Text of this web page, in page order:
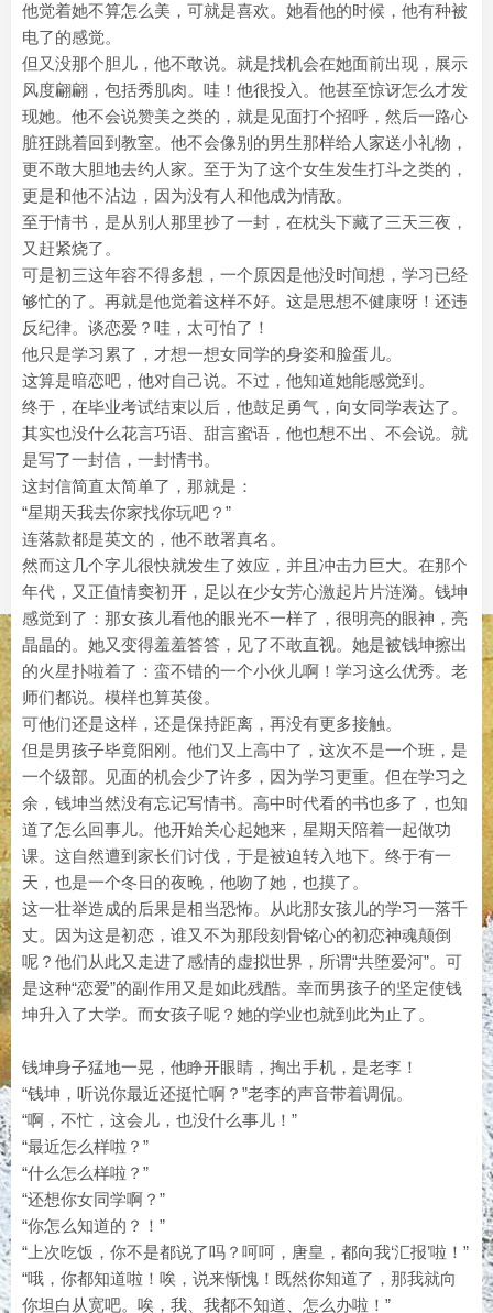
他觉着她不算怎么美，可就是喜欢。她看他的时候，他有种被
电了的感觉。
但又没那个胆儿，他不敢说。就是找机会在她面前出现，展示
风度翩翩，包括秀肌肉。哇！他很投入。他甚至惊讶怎么才发
现她。他不会说赞美之类的，就是见面打个招呼，然后一路心
脏狂跳着回到教室。他不会像别的男生那样给人家送小礼物，
更不敢大胆地去约人家。至于为了这个女生发生打斗之类的，
更是和他不沾边，因为没有人和他成为情敌。
至于情书，是从别人那里抄了一封，在枕头下藏了三天三夜，
又赶紧烧了。
可是初三这年容不得多想，一个原因是他没时间想，学习已经
够忙的了。再就是他觉着这样不好。这是思想不健康呀！还违
反纪律。谈恋爱？哇，太可怕了！
他只是学习累了，才想一想女同学的身姿和脸蛋儿。
这算是暗恋吧，他对自己说。不过，他知道她能感觉到。
终于，在毕业考试结束以后，他鼓足勇气，向女同学表达了。
其实也没什么花言巧语、甜言蜜语，他也想不出、不会说。就
是写了一封信，一封情书。
这封信简直太简单了，那就是：
“星期天我去你家找你玩吧？”
连落款都是英文的，他不敢署真名。
然而这几个字儿很快就发生了效应，并且冲击力巨大。在那个
年代，又正值情窦初开，足以在少女芳心激起片片涟漪。钱坤
感觉到了：那女孩儿看他的眼光不一样了，很明亮的眼神，亮
晶晶的。她又变得羞羞答答，见了不敢直视。她是被钱坤擦出
的火星扑啦着了：蛮不错的一个小伙儿啊！学习这么优秀。老
师们都说。模样也算英俊。
可他们还是这样，还是保持距离，再没有更多接触。
但是男孩子毕竟阳刚。他们又上高中了，这次不是一个班，是
一个级部。见面的机会少了许多，因为学习更重。但在学习之
余，钱坤当然没有忘记写情书。高中时代看的书也多了，也知
道了怎么回事儿。他开始关心起她来，星期天陪着一起做功
课。这自然遭到家长们讨伐，于是被迫转入地下。终于有一
天，也是一个冬日的夜晚，他吻了她，也摸了。
这一壮举造成的后果是相当恐怖。从此那女孩儿的学习一落千
丈。因为这是初恋，谁又不为那段刻骨铭心的初恋神魂颠倒
呢？他们从此又走进了感情的虚拟世界，所谓“共堕爱河”。可
是这种“恋爱”的副作用又是如此残酷。幸而男孩子的坚定使钱
坤升入了大学。而女孩子呢？她的学业也就到此为止了。
钱坤身子猛地一晃，他睁开眼睛，掏出手机，是老李！
“钱坤，听说你最近还挺忙啊？”老李的声音带着调侃。
“啊，不忙，这会儿，也没什么事儿！”
“最近怎么样啦？”
“什么怎么样啦？”
“还想你女同学啊？”
“你怎么知道的？！”
“上次吃饭，你不是都说了吗？呵呵，唐皇，都向我‘汇报’啦！”
“哦，你都知道啦！唉，说来惭愧！既然你知道了，那我就向
你坦白从宽吧。唉，我、我都不知道、怎么办啦！”